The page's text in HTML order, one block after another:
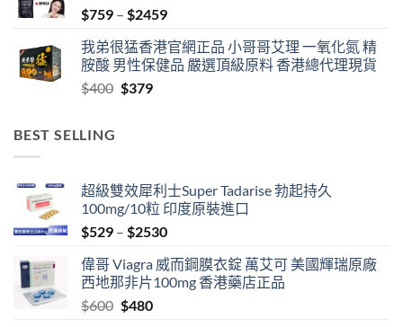
$759 – $2459Price
$759
through
我弟很猛香港官網正品 小哥哥艾理 一氧化氮 精
胺酸 男性保健品 嚴選頂級原料 香港總代理現貨
$400 Original
$379Current
BEST SELLING
超級雙效犀利士Super Tadarise 勃起持久
100mg/10粒 印度原裝進口
$529 – $2530Price
$529
through
偉哥 Viagra 威而鋼膜衣錠 萬艾可 美國輝瑞原廠
西地那非片100mg 香港藥店正品
$600 Original
$480Current